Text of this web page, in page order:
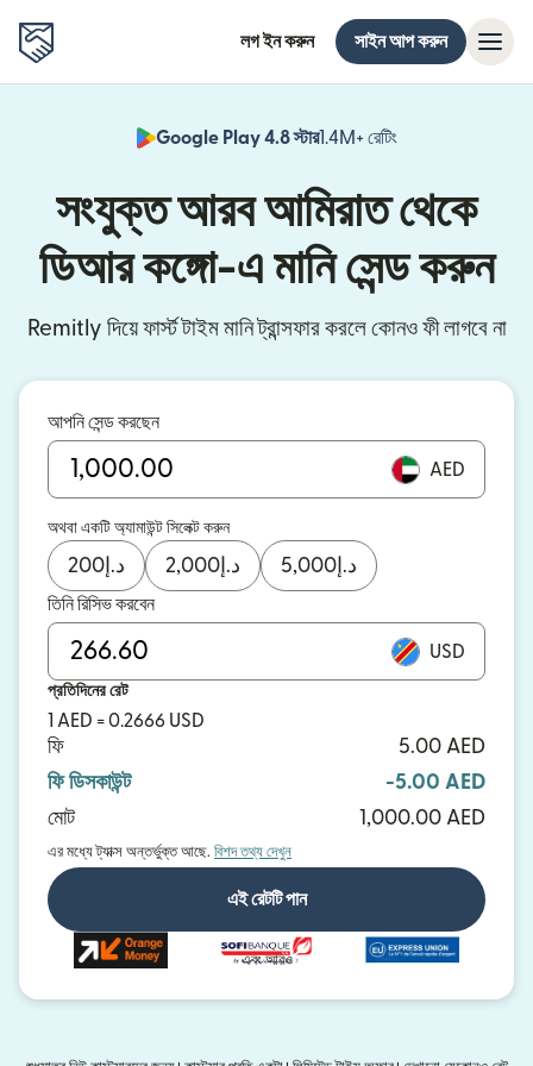
লগ ইন করুন সাইন আপ করুন
Google Play 4.8 স্টার1.4M+ রেটিং
সংযুক্ত আরব আমিরাত থেকে
ডিআর কঙ্গো-এ মানি সেন্ড করুন
Remitly দিয়ে ফার্স্ট টাইম মানি ট্রান্সফার করলে কোনও ফী লাগবে না
আপনি সেন্ড করছেন
AED
অথবা একটি অ্যামাউন্ট সিলেক্ট করুন
د.إ 200 د.إ 2,000 د.إ 5,000
তিনি রিসিভ করবেন
USD
প্রতিদিনের রেট
1 AED = 0.2666 USD
ফি
5.00 AED
ফি ডিসকাউন্ট
-5.00 AED
মোট
1,000.00 AED
এর মধ্যে ট্যাক্স অন্তর্ভুক্ত আছে. বিশদ তথ্য দেখুন
এই রেটটি পান
এবং আরও